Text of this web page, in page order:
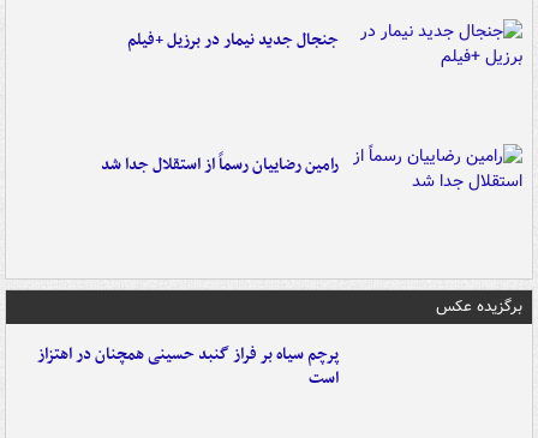
جنجال جدید نیمار در برزیل +فیلم
رامین رضاییان رسماً از استقلال جدا شد
برگزیده عکس
پرچم سیاه بر فراز گنبد حسینی همچنان در اهتزاز
است